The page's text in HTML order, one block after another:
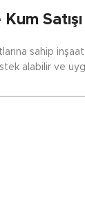
Satışı
sahip
alabilir ve